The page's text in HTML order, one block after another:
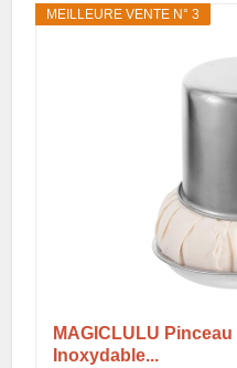
MEILLEURE VENTE N° 3
MAGICLULU
Inoxydable...